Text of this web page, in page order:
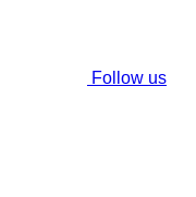
Follow us